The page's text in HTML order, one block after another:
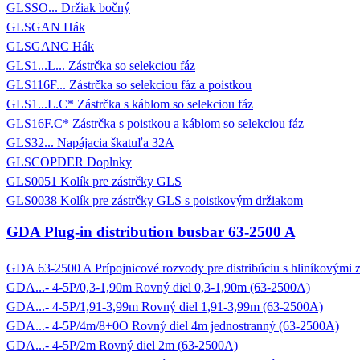
GLSSO... Držiak bočný
GLSGAN Hák
GLSGANC Hák
GLS1...L... Zástrčka so selekciou fáz
GLS116F... Zástrčka so selekciou fáz a poistkou
GLS1...L.C* Zástrčka s káblom so selekciou fáz
GLS16F.C* Zástrčka s poistkou a káblom so selekciou fáz
GLS32... Napájacia škatuľa 32A
GLSCOPDER Doplnky
GLS0051 Kolík pre zástrčky GLS
GLS0038 Kolík pre zástrčky GLS s poistkovým držiakom
GDA Plug-in distribution busbar 63-2500 A
GDA 63-2500 A Prípojnicové rozvody pre distribúciu s hliníkovými
GDA...- 4-5P/0,3-1,90m Rovný diel 0,3-1,90m (63-2500A)
GDA...- 4-5P/1,91-3,99m Rovný diel 1,91-3,99m (63-2500A)
GDA...- 4-5P/4m/8+0O Rovný diel 4m jednostranný (63-2500A)
GDA...- 4-5P/2m Rovný diel 2m (63-2500A)